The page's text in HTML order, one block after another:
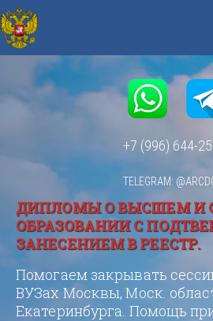
+7 (996) 644-
TELEGRAM:
ДИПЛОМЫ О ВЫСШЕМ И
ОБРАЗОВАНИИ С
ЗАНЕСЕНИЕМ В РЕЕСТР.
Помогаем закрывать
ВУЗах Москвы, Моск.
Екатеринбурга. Помощь